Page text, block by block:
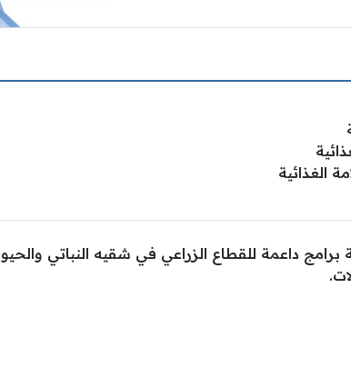
الغذائية
داعمة للقطاع الزراعي في شقيه النباتي